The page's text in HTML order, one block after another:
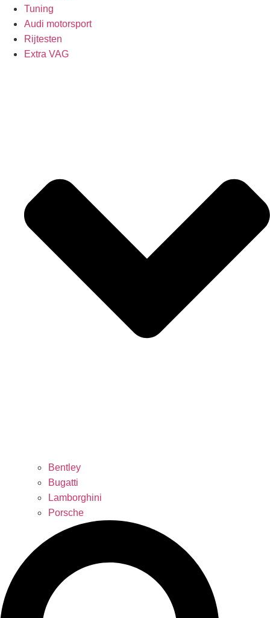
Tuning
Audi motorsport
Rijtesten
Extra VAG
Bentley
Bugatti
Lamborghini
Porsche